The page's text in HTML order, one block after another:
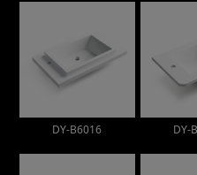
DY-B6016 DY-